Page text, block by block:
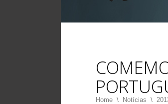
Home \ Notícias \